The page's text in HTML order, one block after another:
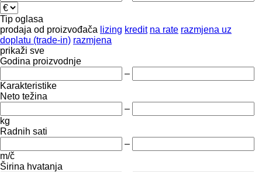
Tip oglasa
prodaja od proizvođača lizing kredit na rate razmjena uz
doplatu (trade-in) razmjena
prikaži sve
Godina proizvodnje
–
Karakteristike
Neto težina
–
kg
Radnih sati
–
m/č
Širina hvatanja